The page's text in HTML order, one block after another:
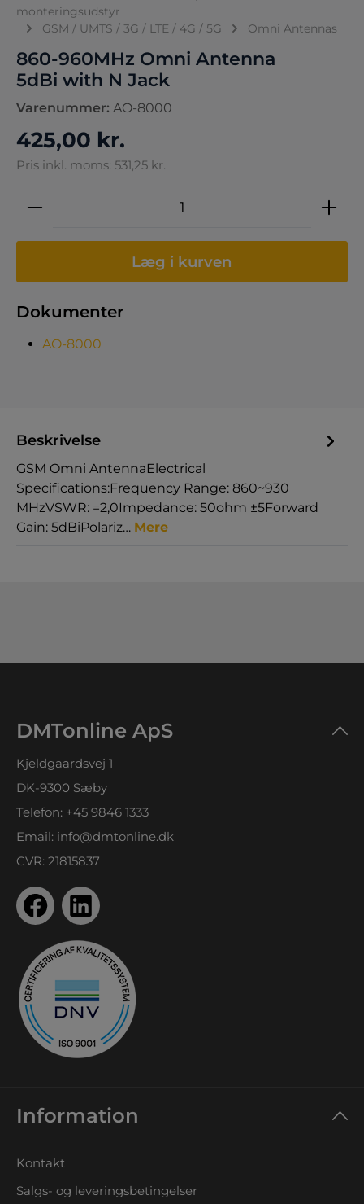
monteringsudstyr
GSM / UMTS / 3G / LTE / 4G / 5G
Omni Antennas
Varenummer: AO-8000
860-960MHz Omni Antenna
5dBi with N Jack
425,00 kr.
Pris inkl. moms: 531,25 kr.
Produktmængde: Indtast den
Læg i kurven
Dokumenter
AO-8000
Beskrivelse
GSM Omni AntennaElectrical
Specifications:Frequency Range: 860~930
MHzVSWR: =2,0Impedance: 50ohm ±5Forward
Gain: 5dBiPolariz… Mere
DMTonline ApS
Kjeldgaardsvej 1
DK-9300 Sæby
Telefon: +45 9846 1333
Email: info@dmtonline.dk
CVR: 21815837
Information
Kontakt
Salgs- og leveringsbetingelser